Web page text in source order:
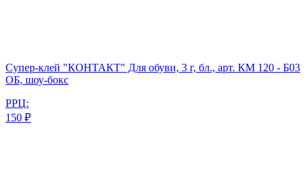
Супер-клей "КОНТАКТ" Для обуви, 3 г, бл., арт. КМ 120 - Б03
ОБ, шоу-бокс
РРЦ:
150 ₽